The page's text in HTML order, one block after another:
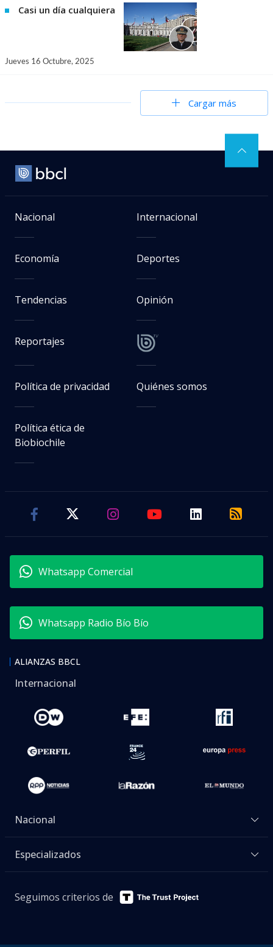
Casi un día cualquiera
Jueves 16 Octubre, 2025
Cargar más
Nacional Internacional
Economía Deportes
Tendencias Opinión
Reportajes
Política de privacidad Quiénes somos
Política ética de
Biobiochile
Whatsapp Comercial
Whatsapp Radio Bío Bío
ALIANZAS BBCL
Internacional
Nacional
Especializados
Seguimos criterios de